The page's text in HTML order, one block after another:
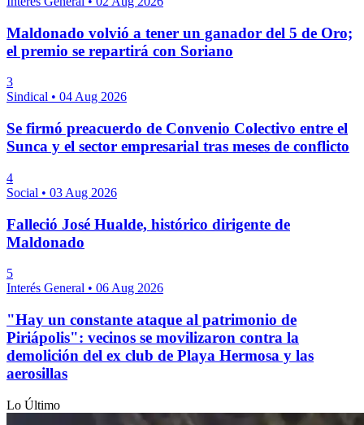
Maldonado volvió a tener un ganador del 5 de Oro;
el premio se repartirá con Soriano
3
Sindical • 04 Aug 2026
Se firmó preacuerdo de Convenio Colectivo entre el
Sunca y el sector empresarial tras meses de conflicto
4
Social • 03 Aug 2026
Falleció José Hualde, histórico dirigente de
Maldonado
5
Interés General • 06 Aug 2026
"Hay un constante ataque al patrimonio de
Piriápolis": vecinos se movilizaron contra la
demolición del ex club de Playa Hermosa y las
aerosillas
Lo Último